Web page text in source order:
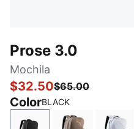
Prose 3.0
Mochila
$32.50$65.00
ColorBLACK